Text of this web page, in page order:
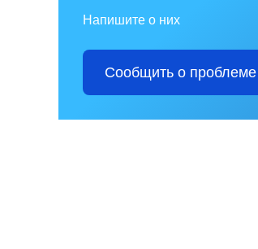
Напишите о них
Сообщить о проблеме